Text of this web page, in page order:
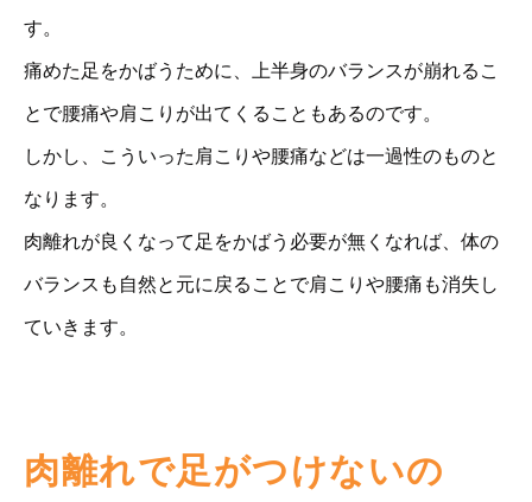
す。
痛めた足をかばうために、上半身のバランスが崩れるこ
とで腰痛や肩こりが出てくることもあるのです。
しかし、こういった肩こりや腰痛などは一過性のものと
なります。
肉離れが良くなって足をかばう必要が無くなれば、体の
バランスも自然と元に戻ることで肩こりや腰痛も消失し
ていきます。
肉離れで足がつけないの